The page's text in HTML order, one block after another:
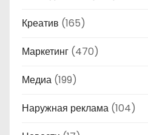
Креатив (165)
Маркетинг (470)
Медиа (199)
Наружная реклама (104)